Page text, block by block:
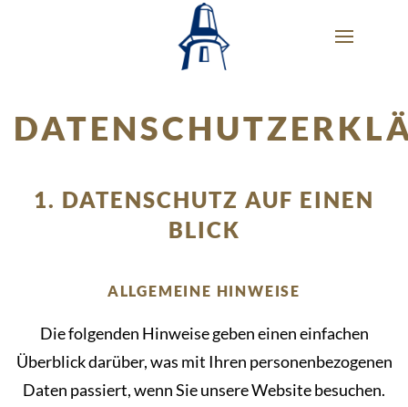
1. DATENSCHUTZ AUF EINEN
BLICK
ALLGEMEINE HINWEISE
Die folgenden Hinweise geben einen einfachen
Überblick darüber, was mit Ihren personenbezogenen
Daten passiert, wenn Sie unsere Website besuchen.